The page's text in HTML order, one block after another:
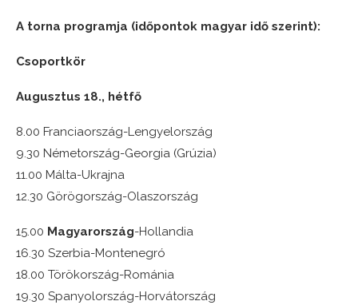
A torna programja (időpontok magyar idő szerint):
Csoportkör
Augusztus 18., hétfő
8.00 Franciaország-Lengyelország
9.30 Németország-Georgia (Grúzia)
11.00 Málta-Ukrajna
12.30 Görögország-Olaszország
15.00 Magyarország-Hollandia
16.30 Szerbia-Montenegró
18.00 Törökország-Románia
19.30 Spanyolország-Horvátország